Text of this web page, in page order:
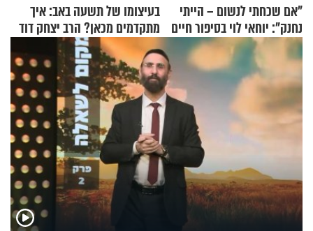
"אם שכחתי לנשום – הייתי
נחנק": יוחאי לוי בסיפור חיים
מעורר השראה
בעיצומו של תשעה באב: איך
מתקדמים מכאן? הרב יצחק דוד
גרוסמן בשיחה מיוחדת